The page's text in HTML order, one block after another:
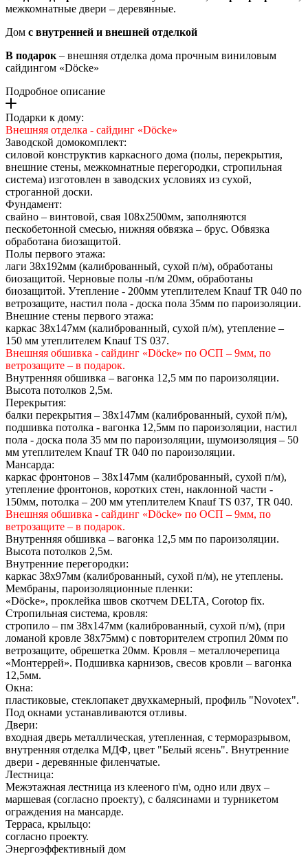
межкомнатные двери – деревянные.
Дом с внутренней и внешней отделкой
В подарок– внешняя отделка дома прочным виниловым
сайдингом «Döcke»
Подробное описание
Подарки к дому:
Внешняя отделка - сайдинг «Döcke»
Заводской домокомплект:
силовой конструктив каркасного дома (полы, перекрытия,
внешние стены, межкомнатные перегородки, стропильная
система) изготовлен в заводских условиях из сухой,
строганной доски.
Фундамент:
свайно – винтовой, свая 108х2500мм, заполняются
пескобетонной смесью, нижняя обвязка – брус. Обвязка
обработана биозащитой.
Полы первого этажа:
лаги 38х192мм (калиброванный, сухой п/м), обработаны
биозащитой. Черновые полы -п/м 20мм, обработаны
биозащитой. Утепление - 200мм утеплителем Knauf TR 040 по
ветрозащите, настил пола - доска пола 35мм по пароизоляции.
Внешние стены первого этажа:
каркас 38х147мм (калиброванный, сухой п/м), утепление –
150 мм утеплителем Knauf TS 037.
Внешняя обшивка - сайдинг «Döcke» по ОСП – 9мм, по
ветрозащите – в подарок.
Внутренняя обшивка – вагонка 12,5 мм по пароизоляции.
Высота потолков 2,5м.
Перекрытия:
балки перекрытия – 38х147мм (калиброванный, сухой п/м),
подшивка потолка - вагонка 12,5мм по пароизоляции, настил
пола - доска пола 35 мм по пароизоляции, шумоизоляция – 50
мм утеплителем Knauf TR 040 по пароизоляции.
Мансарда:
каркас фронтонов – 38х147мм (калиброванный, сухой п/м),
утепление фронтонов, коротких стен, наклонной части -
150мм, потолка – 200 мм утеплителем Knauf TS 037, TR 040.
Внешняя обшивка - сайдинг «Döcke» по ОСП – 9мм, по
ветрозащите – в подарок.
Внутренняя обшивка – вагонка 12,5 мм по пароизоляции.
Высота потолков 2,5м.
Внутренние перегородки:
каркас 38х97мм (калиброванный, сухой п/м), не утеплены.
Мембраны, пароизоляционные пленки:
«Döcke», проклейка швов скотчем DELTA, Сorotop fix.
Стропильная система, кровля:
стропило – пм 38х147мм (калиброванный, сухой п/м), (при
ломаной кровле 38х75мм) с повторителем стропил 20мм по
ветрозащите, обрешетка 20мм. Кровля – металлочерепица
«Монтеррей». Подшивка карнизов, свесов кровли – вагонка
12,5мм.
Окна:
пластиковые, стеклопакет двухкамерный, профиль "Novotex".
Под окнами устанавливаются отливы.
Двери:
входная дверь металлическая, утепленная, с терморазрывом,
внутренняя отделка МДФ, цвет "Белый ясень". Внутренние
двери - деревянные филенчатые.
Лестница:
Межэтажная лестница из клееного п\м, одно или двух –
маршевая (согласно проекту), с балясинами и турникетом
ограждения на мансарде.
Терраса, крыльцо:
согласно проекту.
Энергоэффективный дом